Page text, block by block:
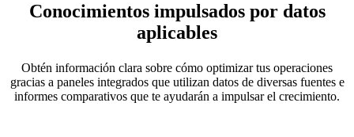
Conocimientos impulsados por datos
aplicables
Obtén información clara sobre cómo optimizar tus operaciones
gracias a paneles integrados que utilizan datos de diversas fuentes e
informes comparativos que te ayudarán a impulsar el crecimiento.